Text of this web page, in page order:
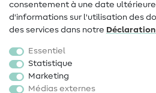
Populaire
Accessoires de couture
Promotions
consentement à une date
d'informations sur l'utilisation des
des services dans notre
Essentiel
Statistique
Marketing
Médias externes